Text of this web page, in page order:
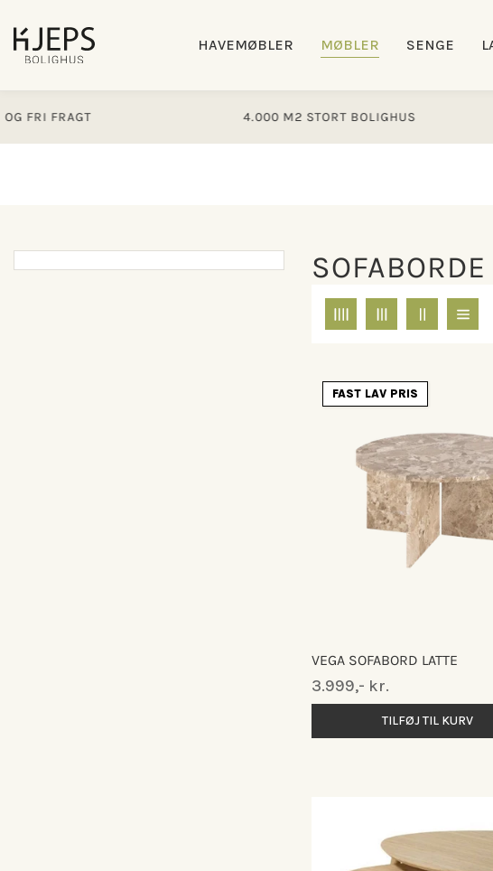
indhold
HAVEMØBLER MØBLER SENGE
4.000 M2 STORT BOLIGHUS
SOFABORDE
FAST LAV PRIS
VEGA SOFABORD LATTE
Normalpris
3.999,- kr.
TILFØJ TIL KURV